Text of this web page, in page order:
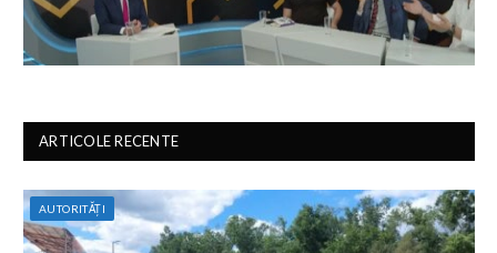
ARTICOLE RECENTE
AUTORITĂȚI